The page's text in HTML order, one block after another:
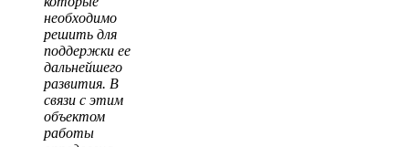
необходимо
решить для
поддержки ее
дальнейшего
развития. В
связи с этим
объектом
работы